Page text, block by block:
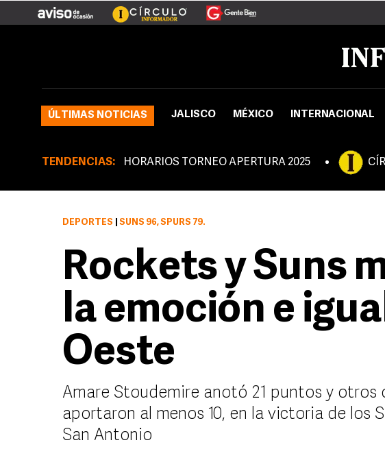
ÚLTIMAS NOTICIAS JALISCO MÉXICO INTERNACIONAL
TENDENCIAS: HORARIOS TORNEO APERTURA 2025
DEPORTES SUNS 96, SPURS 79.
Rockets y Suns
la emoción e
Oeste
Amare Stoudemire anotó 21 puntos y otros
aportaron al menos 10, en la victoria de los
San Antonio